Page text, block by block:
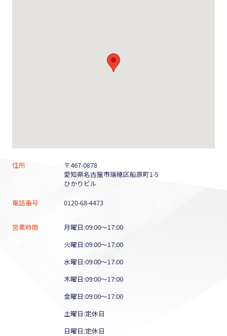
住所
〒467-0878
愛知県名古屋市瑞穂区船原町1-5
ひかりビル
電話番号
0120-68-4473
営業時間
月曜日:09:00～17:00
火曜日:09:00～17:00
水曜日:09:00～17:00
木曜日:09:00～17:00
金曜日:09:00～17:00
土曜日:定休日
日曜日:定休日